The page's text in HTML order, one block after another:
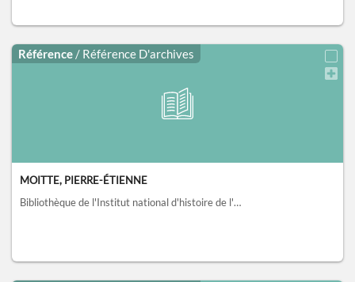
Référence / Référence D'archives
MOITTE, PIERRE-ÉTIENNE
Bibliothèque de l'Institut national d'histoire de l'art, collections Jacques Doucet, Paris